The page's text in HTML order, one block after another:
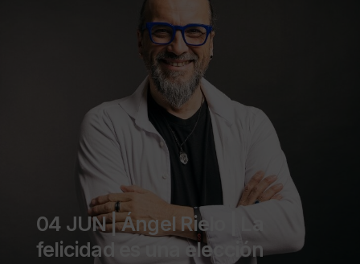
04 JUN | Ángel Rielo | La
felicidad es una elección